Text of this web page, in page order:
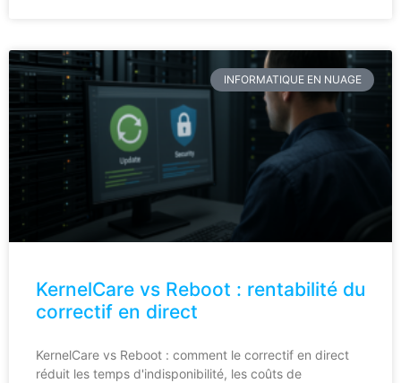
INFORMATIQUE EN NUAGE
KernelCare vs Reboot : rentabilité du
correctif en direct
KernelCare vs Reboot : comment le correctif en direct
réduit les temps d'indisponibilité, les coûts de